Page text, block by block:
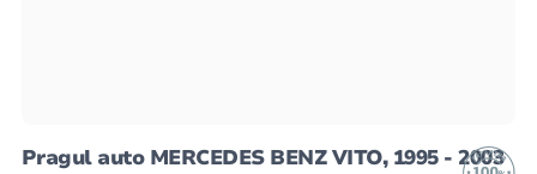
Pragul auto MERCEDES BENZ VITO, 1995 - 2003